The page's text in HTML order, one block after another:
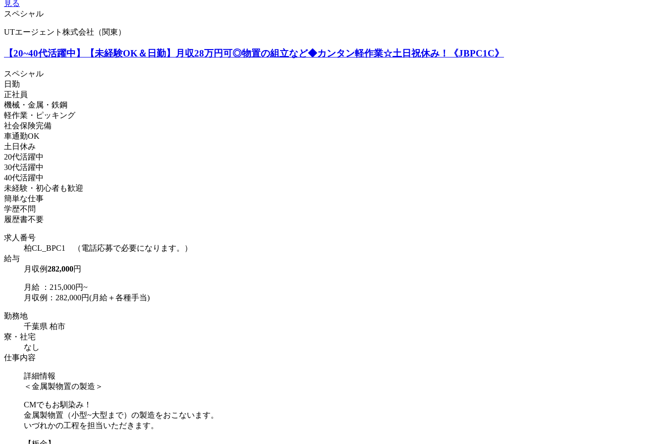
見る
スペシャル
UTエージェント株式会社（関東）
【20~40代活躍中】【未経験OK＆日勤】月収28万円可◎物置の組立など◆カンタン軽作業☆土日祝休み！《JBPC1C》
スペシャル
日勤
正社員
機械・金属・鉄鋼
軽作業・ピッキング
社会保険完備
車通勤OK
土日休み
20代活躍中
30代活躍中
40代活躍中
未経験・初心者も歓迎
簡単な仕事
学歴不問
履歴書不要
求人番号
柏CL_BPC1 （電話応募で必要になります。）
給与
月収例282,000円
月給 ：215,000円~
月収例：282,000円(月給＋各種手当)
勤務地
千葉県 柏市
寮・社宅
なし
仕事内容
詳細情報
＜金属製物置の製造＞
CMでもお馴染み！
金属製物置（小型~大型まで）の製造をおこないます。
いづれかの工程を担当いただきます。